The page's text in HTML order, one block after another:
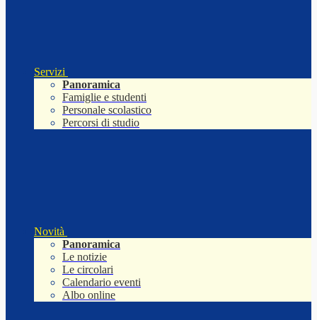
Servizi
Panoramica
Famiglie e studenti
Personale scolastico
Percorsi di studio
Novità
Panoramica
Le notizie
Le circolari
Calendario eventi
Albo online